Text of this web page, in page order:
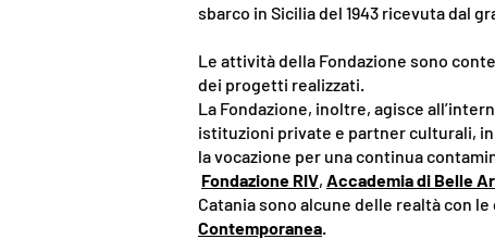
sbarco in Sicilia del 1943 ricevuta dal
Le attività della Fondazione sono
dei progetti realizzati.
La Fondazione, inoltre, agisce
istituzioni private e partner culturali,
la vocazione per una continua
Fondazione RIV, Accademia di Belle
Catania sono alcune delle realtà con
Contemporanea.